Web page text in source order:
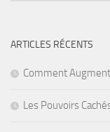
ARTICLES RÉCENTS
Comment
Les Pouvoirs